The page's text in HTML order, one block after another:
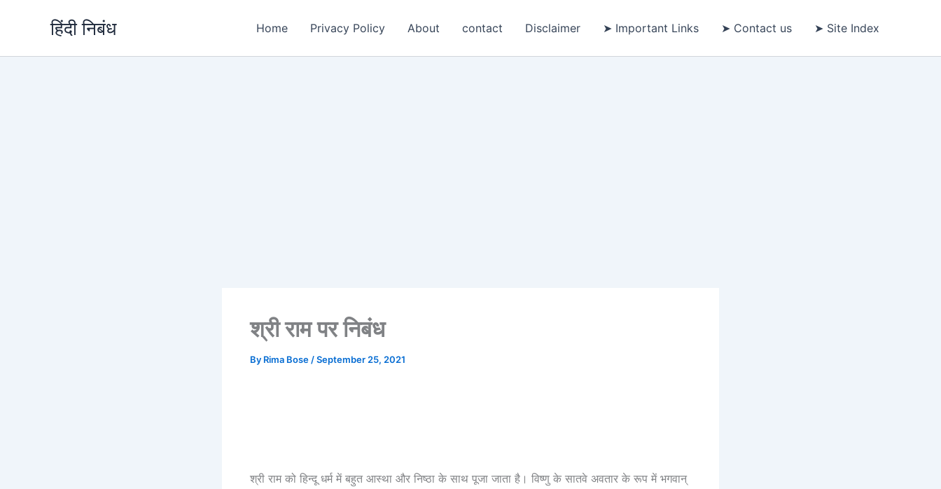
हिंदी निबंध Home Privacy Policy About contact Disclaimer ➤ Important Links ➤ Contact us ➤ Site Index
श्री राम पर निबंध
By Rima Bose /September 25, 2021
श्री राम को हिन्दू धर्म में बहुत आस्था और निष्ठा के साथ पूजा जाता है। विष्णु के सातवे अवतार के रूप में भगवान्